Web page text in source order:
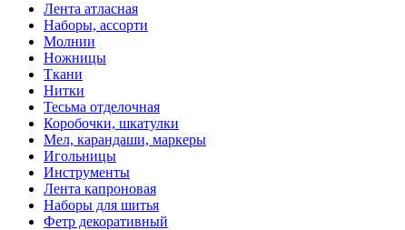
Лента атласная
Наборы, ассорти
Молнии
Ножницы
Ткани
Нитки
Тесьма отделочная
Коробочки, шкатулки
Мел, карандаши, маркеры
Игольницы
Инструменты
Лента капроновая
Наборы для шитья
Фетр декоративный